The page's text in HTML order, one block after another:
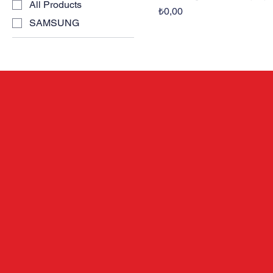
All Products
SAMSUNG
Fiyat
₺0,00